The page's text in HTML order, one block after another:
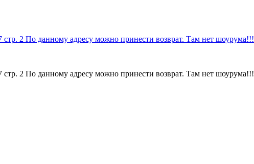
2 По данному адресу можно принести возврат. Там нет шоурума!!!
2 По данному адресу можно принести возврат. Там нет шоурума!!!